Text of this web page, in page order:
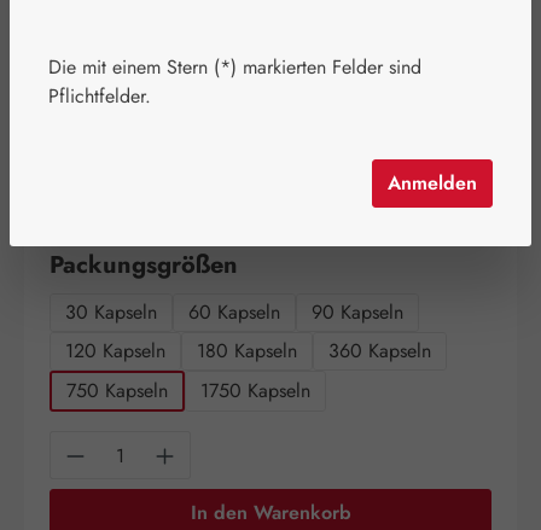
Regulärer Preis:
457,60 €
Inhalt:0.41 Kilogramm
Packungsgrößen
30 Kapseln 60 Kapseln
90 Kapseln
120 Kapseln
180 Kapseln
360 Kapseln
750 Kapseln
1750 Kapseln
Produkt Anzahl: Gib den gewünschten
In den Warenkorb
Die mit einem Stern (*) markierten Felder sind
Pflichtfelder.
Anmelden